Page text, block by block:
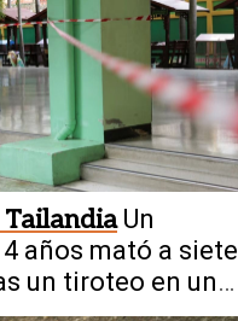
Un
años mató a siete
un tiroteo en una